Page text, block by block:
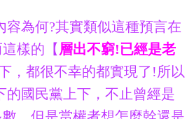
容為何?其實類似這種預言在
樣的【 層出不窮!已經是老
，都很不幸的都實現了!所以
國民黨上下，不止曾經是